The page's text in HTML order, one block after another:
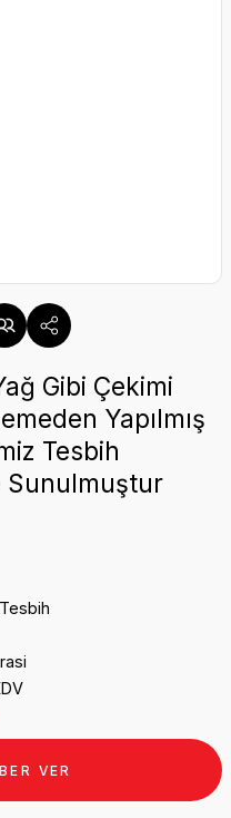
Gibi Çekimi
Yapılmış
Tesbih
Sunulmuştur
VER